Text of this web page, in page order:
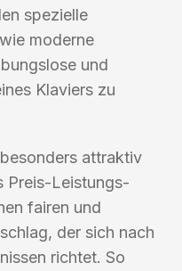
spezielle
moderne
und
Klaviers zu
attraktiv
Preis-Leistungs-
fairen und
der sich nach
richtet. So